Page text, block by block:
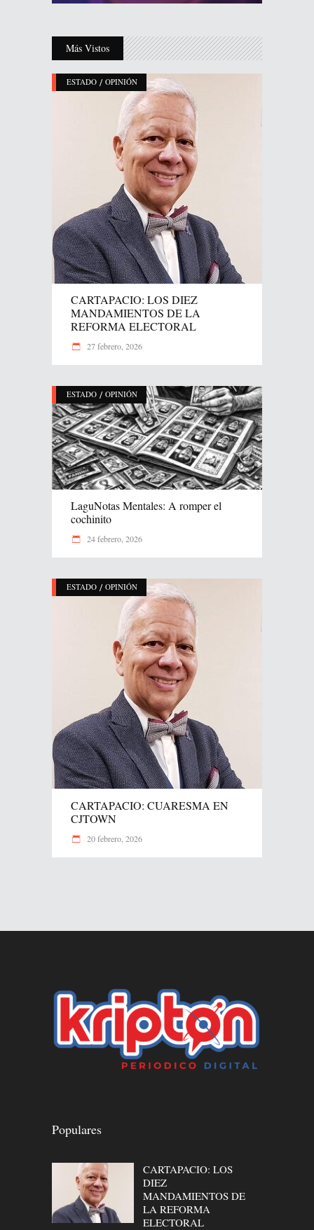
Más Vistos
ESTADO / OPINIÓN
CARTAPACIO: LOS DIEZ
MANDAMIENTOS DE LA
REFORMA ELECTORAL
27 febrero, 2026
ESTADO / OPINIÓN
LaguNotas Mentales: A romper el
cochinito
24 febrero, 2026
ESTADO / OPINIÓN
CARTAPACIO: CUARESMA EN
CJTOWN
20 febrero, 2026
Populares
CARTAPACIO: LOS
DIEZ
MANDAMIENTOS DE
LA REFORMA
ELECTORAL